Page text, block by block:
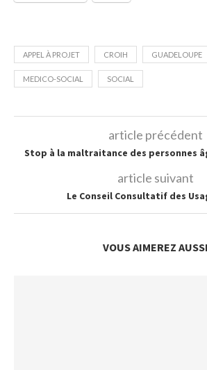
APPEL À PROJET CROIH GUADELOUPE
MEDICO-SOCIAL SOCIAL
article précédent
Stop à la maltraitance des personnes
article suivant
Le Conseil Consultatif des
VOUS AIMEREZ AUSSI